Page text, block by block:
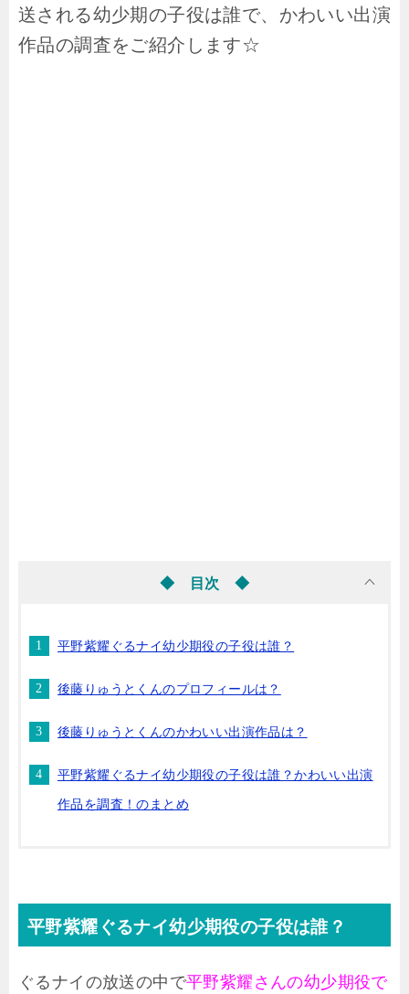
送される幼少期の子役は誰で、かわいい出演
作品の調査をご紹介します☆
◆ 目次 ◆
平野紫耀ぐるナイ幼少期役の子役は誰？
後藤りゅうとくんのプロフィールは？
後藤りゅうとくんのかわいい出演作品は？
平野紫耀ぐるナイ幼少期役の子役は誰？かわいい出演
作品を調査！のまとめ
平野紫耀ぐるナイ幼少期役の子役は誰？
ぐるナイの放送の中で平野紫耀さんの幼少期役で